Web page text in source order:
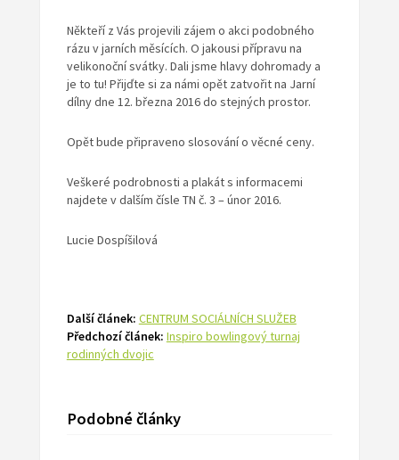
Někteří z Vás projevili zájem o akci podobného
rázu v jarních měsících. O jakousi přípravu na
velikonoční svátky. Dali jsme hlavy dohromady a
je to tu! Přijďte si za námi opět zatvořit na Jarní
dílny dne 12. března 2016 do stejných prostor.
Opět bude připraveno slosování o věcné ceny.
Veškeré podrobnosti a plakát s informacemi
najdete v dalším čísle TN č. 3 – únor 2016.
Lucie Dospíšilová
Další článek: CENTRUM SOCIÁLNÍCH SLUŽEB
Předchozí článek: Inspiro bowlingový turnaj
rodinných dvojic
Podobné články